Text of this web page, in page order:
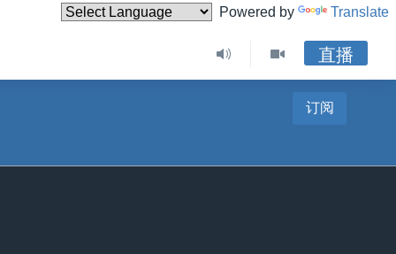
Powered by Translate
直播
订阅